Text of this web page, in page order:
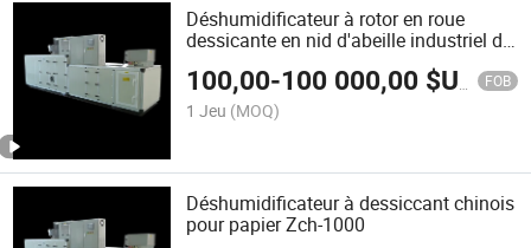
Déshumidificateur à rotor en roue
dessicante en nid d'abeille industriel de
100,00-100 000,00 $US FOB
1 Jeu (MOQ)
Déshumidificateur à dessiccant chinois
pour papier Zch-1000